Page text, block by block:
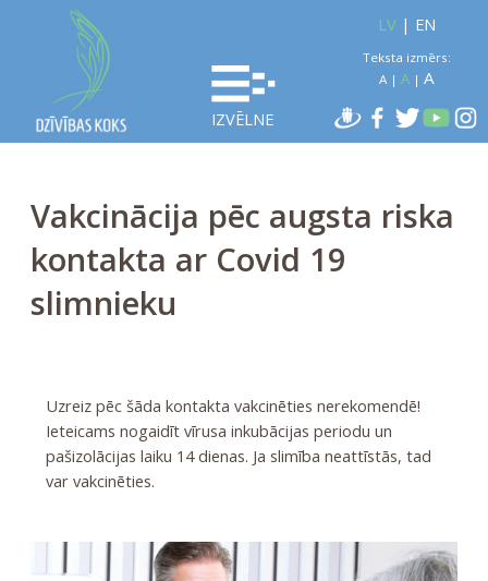
IZVĒLNE
LV| EN
Teksta izmērs:
A| A| A
Vakcinācija pēc augsta riska
kontakta ar Covid 19
slimnieku
Uzreiz pēc šāda kontakta vakcinēties nerekomendē!
Ieteicams nogaidīt vīrusa inkubācijas periodu un
pašizolācijas laiku 14 dienas. Ja slimība neattīstās, tad
var vakcinēties.